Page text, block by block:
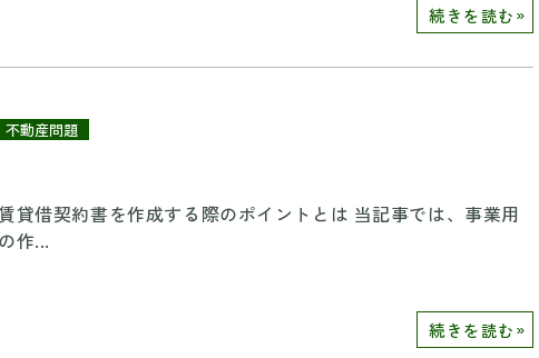
続きを読む»
不動産問題
貸借契約書を作成する際のポイントとは 当記事では、事業用
作...
続きを読む»